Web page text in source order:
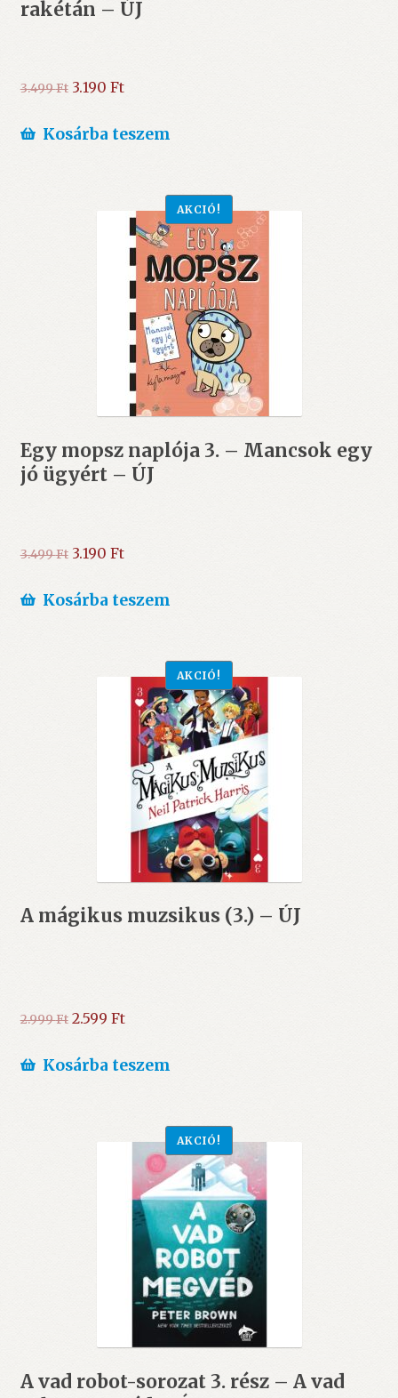
rakétán – ÚJ
3.499Ft Original
was:
3.190 FtCurrent
is:
Kosárba teszem
Egy mopsz naplója 3. – Mancsok egy
jó ügyért – ÚJ
AKCIÓ!
3.499Ft Original
was:
3.190 FtCurrent
is:
Kosárba teszem
A mágikus muzsikus (3.) – ÚJ
AKCIÓ!
2.999Ft Original
was:
2.599 FtCurrent
is:
Kosárba teszem
A vad robot-sorozat 3. rész – A vad
AKCIÓ!